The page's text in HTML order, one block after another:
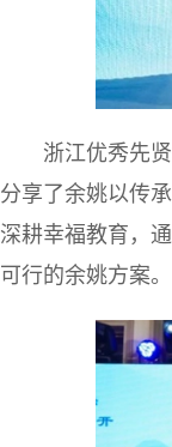
浙江优秀先
分享了余姚以传
深耕幸福教育，
可行的余姚方案。